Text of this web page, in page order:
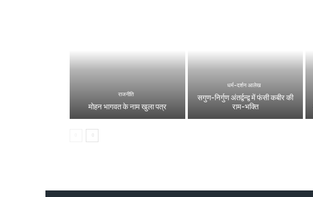
राजनीति
मोहन भागवत के नाम खुला पत्र
धर्म-दर्शन आलेख
सगुण-निर्गुण अंतर्द्वन्द्व में फंसी कबीर की
राम-भक्ति